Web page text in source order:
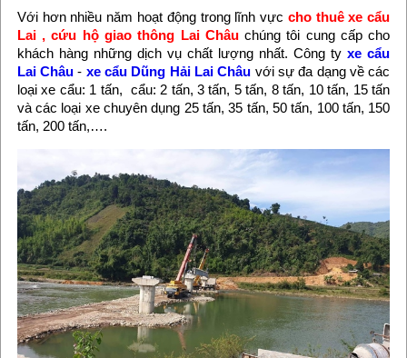
Với hơn nhiều năm hoạt động trong lĩnh vực cho thuê xe cẩu
Lai , cứu hộ giao thông Lai Châuchúng tôi cung cấp cho
khách hàng những dịch vụ chất lượng nhất. Công tyxe cẩu
Lai Châu - xe cẩu Dũng Hải Lai Châu với sự đa dạng về các
loại xe cẩu: 1 tấn, cẩu: 2 tấn, 3 tấn, 5 tấn, 8 tấn, 10 tấn, 15 tấn
và các loại xe chuyên dụng 25 tấn, 35 tấn, 50 tấn, 100 tấn, 150
tấn, 200 tấn,….